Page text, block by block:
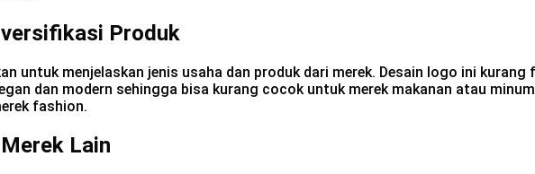
Produk
untuk menjelaskan jenis usaha dan produk dari merek. Desain logo ini
dan modern sehingga bisa kurang cocok untuk merek makanan atau
fashion.
Lain